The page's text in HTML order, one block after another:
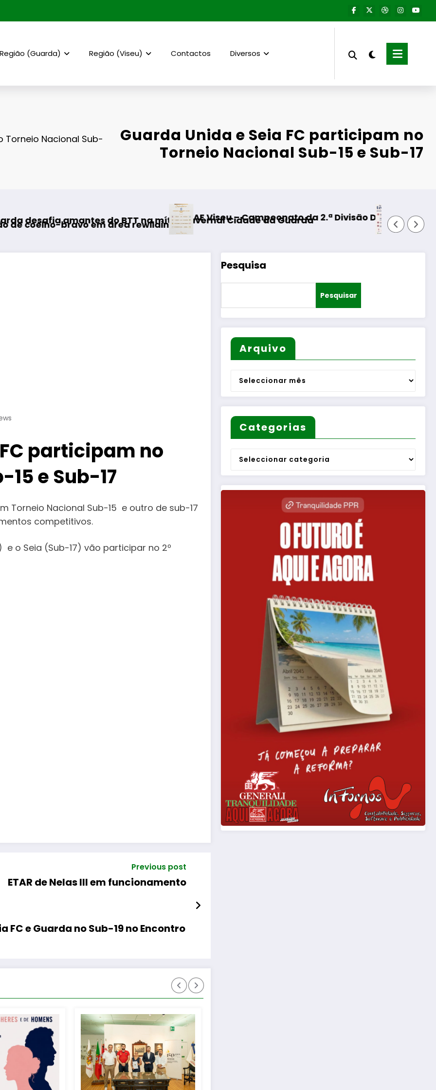
Região (Guarda) Região (Viseu) Contactos Diversos
Torneio Nacional Sub-
Guarda Unida e Seia FC participam no
Torneio Nacional Sub-15 e Sub-17
área rewilding
do BTT na mítica Invernal Cidade da Guarda
AF Viseu – Campeonato da 2.ª Divisão Distrital – ISOJOFER sorteado
Fornos de Algodres –
participam no
e Sub-17
Torneio Nacional Sub-15 e outro de sub-17
competitivos.
e o Seia (Sub-17) vão participar no 2º
Previous post
ETAR de Nelas III em funcionamento
FC e Guarda no Sub-19 no Encontro
Pesquisa
Pesquisar
Arquivo
Arquivo
Categorias
Categorias